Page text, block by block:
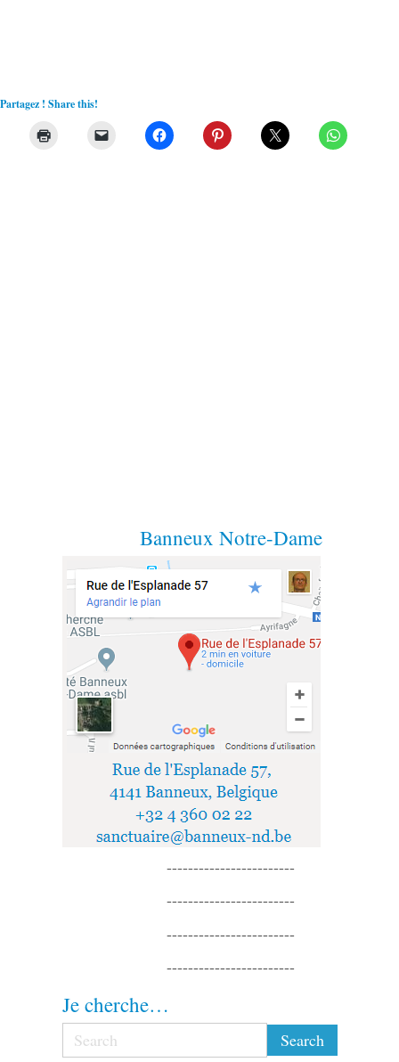
Partagez ! Share this!
Banneux Notre-Dame
------------------------
------------------------
------------------------
------------------------
Je cherche…